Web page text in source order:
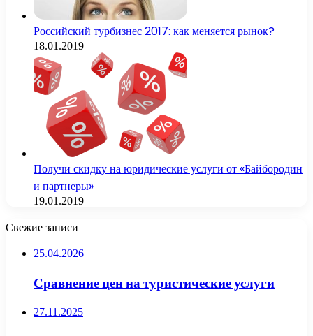
Российский турбизнес 2017: как меняется рынок?
18.01.2019
Получи скидку на юридические услуги от «Байбородин
и партнеры»
19.01.2019
Свежие записи
25.04.2026
Сравнение цен на туристические услуги
27.11.2025